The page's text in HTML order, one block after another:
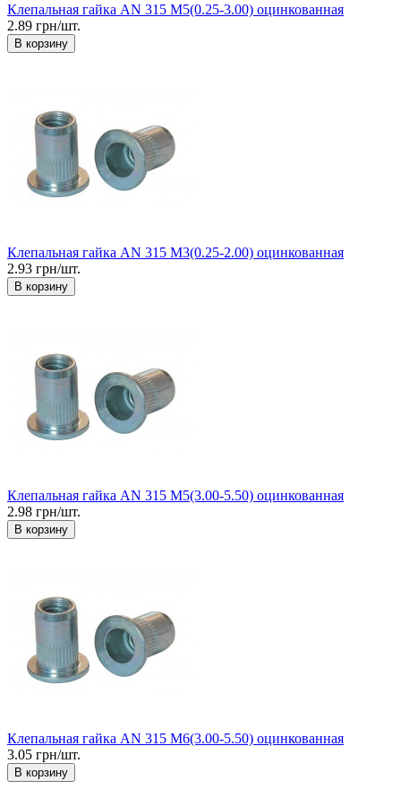
Клепальная гайка AN 315 М5(0.25-3.00) оцинкованная
2.89 грн/шт.
В корзину
Клепальная гайка AN 315 М3(0.25-2.00) оцинкованная
2.93 грн/шт.
В корзину
Клепальная гайка AN 315 М5(3.00-5.50) оцинкованная
2.98 грн/шт.
В корзину
Клепальная гайка AN 315 М6(3.00-5.50) оцинкованная
3.05 грн/шт.
В корзину